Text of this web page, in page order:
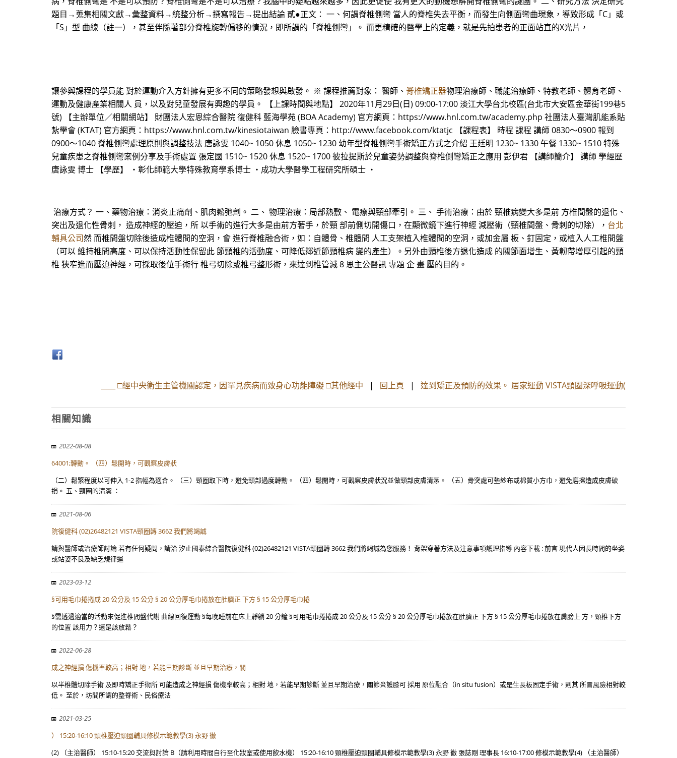
題目→蒐集相關文獻→彙整資料→統整分析→撰寫報告→提出結論 貳●正文： 一、何謂脊椎側彎 當人的脊椎失去平衡，而發生向側面彎曲現象，導致形成「C」或
「S」型 曲線（註一），甚至伴隨著部分脊椎旋轉偏移的情況，即所謂的「脊椎側彎」。 而更精確的醫學上的定義，就是先拍患者的正面站直的X光片，
讓參與課程的學員能 對於運動介入方針擁有更多不同的策略發想與啟發。 ※ 課程推薦對象： 醫師、 脊椎矯正器物理治療師、職能治療師、特教老師、體育老師、
運動及健康產業相關人 員，以及對兒童發展有興趣的學員。 【上課時間與地點】 2020年11月29日(日) 09:00-17:00 淡江大學台北校區(台北市大安區金華街199巷5
號) 【主辦單位／相關網站】 財團法人宏恩綜合醫院 復健科 藍海學苑 (BOA Academy) 官方網頁：https://www.hnl.com.tw/academy.php 社團法人臺灣肌能系貼
紮學會 (KTAT) 官方網頁：https://www.hnl.com.tw/kinesiotaiwan 臉書專頁：http://www.facebook.com/ktatjc 【課程表】 時程 課程 講師 0830～0900 報到
0900～1040 脊椎側彎處理原則與調整技法 唐詠雯 1040~ 1050 休息 1050~ 1230 幼年型脊椎側彎手術矯正方式之介紹 王廷明 1230~ 1330 午餐 1330~ 1510 特殊
兒童疾患之脊椎側彎案例分享及手術處置 張定國 1510~ 1520 休息 1520~ 1700 彼拉提斯於兒童姿勢調整與脊椎側彎矯正之應用 彭伊君 【講師簡介】 講師 學經歷
唐詠雯 博士 【學歷】 ・彰化師範大學特殊教育學系博士 ・成功大學醫學工程研究所碩士 ・
治療方式？ 一、藥物治療：消炎止痛劑、肌肉鬆弛劑。 二、 物理治療：局部熱敷、 電療與頸部牽引。 三、 手術治療：由於 頸椎病變大多是前 方椎間盤的退化、
突出及退化性骨刺， 造成神經的壓迫，所 以手術的進行大多是由前方著手，於頸 部前側切開傷口，在顯微鏡下進行神經 減壓術（頸椎間盤、骨刺的切除）， 台北
輔具公司然 而椎間盤切除後造成椎體間的空洞，會 進行脊椎融合術，如：自體骨、椎體間 人工支架植入椎體間的空洞，或加金屬 板、釘固定，或植入人工椎間盤
（可以 維持椎間高度、可以保持活動性保留此 節頸椎的活動度、可降低鄰近節頸椎病 變的產生）。另外由頸椎後方退化造成 的關節面增生、黃韌帶增厚引起的頸
椎 狹窄進而壓迫神經，可採取後位手術行 椎弓切除或椎弓整形術，來達到椎管減 8 恩主公醫訊 專題 企 畫 壓的目的。
____ □經中央衛生主管機關認定，因罕見疾病而致身心功能障礙 □其他經中 | 回上頁 | 達到矯正及預防的效果。 居家運動 VISTA頸圈深呼吸運動(
相關知識
2022-08-08
64001;轉動。 （四）鬆開時，可觀察皮膚狀
（二）鬆緊程度以可伸入 1-2 指幅為適合。 （三）頸圈取下時，避免頸部過度轉動。 （四）鬆開時，可觀察皮膚狀況並做頸部皮膚清潔。 （五）骨突處可墊紗布或棉質小方巾，避免磨擦造成皮膚破
損。 五、頸圈的清潔 ：
2021-08-06
院復健科 (02)26482121 VISTA頸圈轉 3662 我們將竭誠
請與醫師或治療師討論 若有任何疑問，請洽 汐止國泰綜合醫院復健科 (02)26482121 VISTA頸圈轉 3662 我們將竭誠為您服務！ 背架穿著方法及注意事項護理指導 內容下載 : 前言 現代人因長時間的坐姿
或站姿不良及缺乏規律運
2023-03-12
§可用毛巾捲捲成 20 公分及 15 公分 § 20 公分厚毛巾捲放在肚臍正 下方 § 15 公分厚毛巾捲
§需透過適當的活動來促進椎間盤代謝 曲線回復運動 §每晚睡前在床上靜躺 20 分鐘 §可用毛巾捲捲成 20 公分及 15 公分 § 20 公分厚毛巾捲放在肚臍正 下方 § 15 公分厚毛巾捲放在肩膀上 方，頸椎下方
的位置 該用力？還是該放鬆？
2022-06-28
成之神經損 傷機率較高；相對 地，若能早期診斷 並且早期治療，關
以半椎體切除手術 及即時矯正手術所 可能造成之神經損 傷機率較高；相對 地，若能早期診斷 並且早期治療，關節炎護膝可 採用 原位融合（in situ fusion）或是生長板固定手術，則其 所冒風險相對較
低。 至於，坊間所謂的整脊術、民俗療法
2021-03-25
） 15:20-16:10 頸椎壓迫頸圈輔具修模示範教學(3) 永野 徹
(2) （主治醫師） 15:10-15:20 交流與討論 B（請利用時間自行至化妝室或使用飲水機） 15:20-16:10 頸椎壓迫頸圈輔具修模示範教學(3) 永野 徹 張誌剛 理事長 16:10-17:00 修模示範教學(4) （主治醫師）